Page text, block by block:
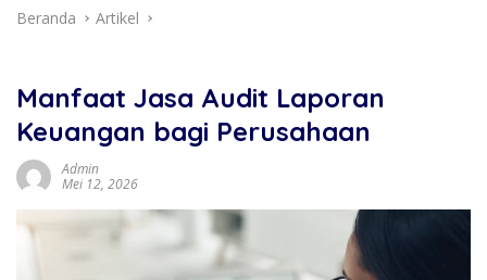
Beranda Artikel
Manfaat Jasa Audit Laporan
Keuangan bagi Perusahaan
Admin
Mei 12, 2026